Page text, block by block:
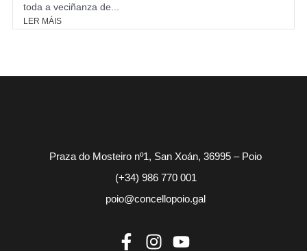
toda a veciñanza de...
LER MÁIS
Praza do Mosteiro nº1, San Xoán, 36995 – Poio
(+34) 986 770 001
poio@concellopoio.gal